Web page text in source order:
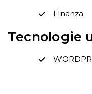
Finanza
Tecnologie